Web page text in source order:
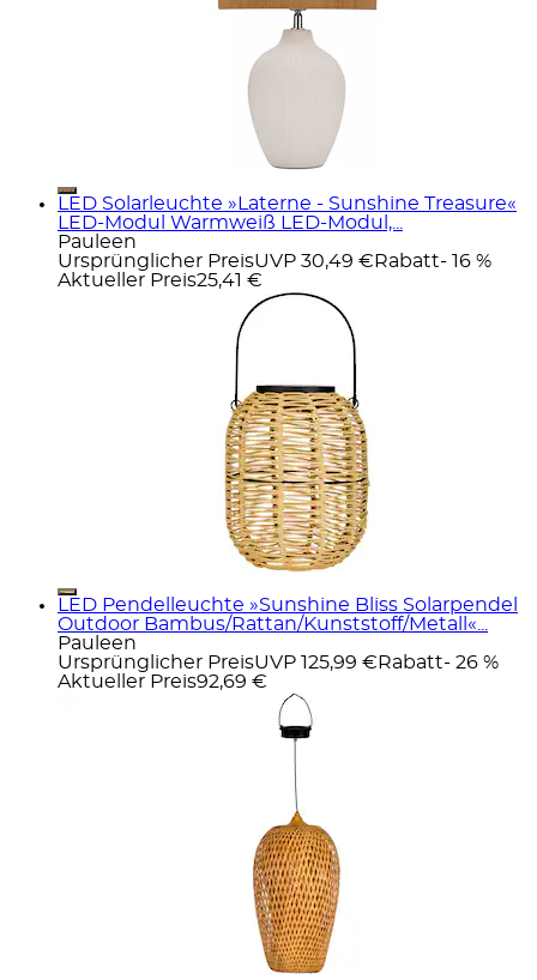
LED Solarleuchte »Laterne - Sunshine Treasure«
LED-Modul Warmweiß LED-Modul,...
Pauleen
Ursprünglicher PreisUVP 30,49 € Rabatt- 16 %
Aktueller Preis25,41 €
LED Pendelleuchte »Sunshine Bliss Solarpendel
Outdoor Bambus/Rattan/Kunststoff/Metall«...
Pauleen
Ursprünglicher PreisUVP 125,99 € Rabatt- 26 %
Aktueller Preis92,69 €